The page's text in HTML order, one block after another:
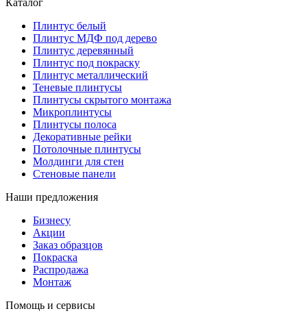
Каталог
Плинтус белый
Плинтус МДФ под дерево
Плинтус деревянный
Плинтус под покраску
Плинтус металлический
Теневые плинтусы
Плинтусы скрытого монтажа
Микроплинтусы
Плинтусы полоса
Декоративные рейки
Потолочные плинтусы
Молдинги для стен
Стеновые панели
Наши предложения
Бизнесу
Акции
Заказ образцов
Покраска
Распродажа
Монтаж
Помощь и сервисы